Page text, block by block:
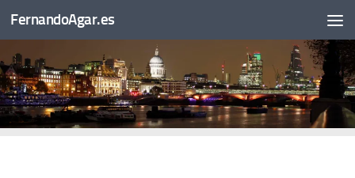
Saltar al contenido
FernandoAgar.es